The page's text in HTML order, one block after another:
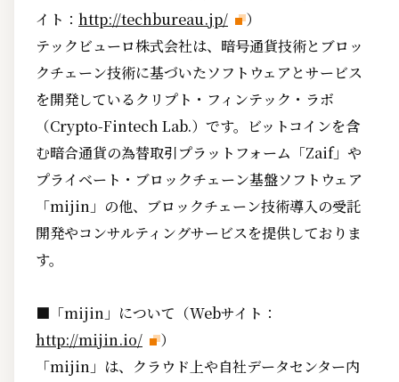
イト： http://techbureau.jp/
）
テックビューロ株式会社は、暗号通貨技術とブロッ
クチェーン技術に基づいたソフトウェアとサービス
を開発しているクリプト・フィンテック・ラボ
（Crypto-Fintech Lab.）です。ビットコインを含
む暗合通貨の為替取引プラットフォーム「Zaif」や
プライベート・ブロックチェーン基盤ソフトウェア
「mijin」の他、ブロックチェーン技術導入の受託
開発やコンサルティングサービスを提供しておりま
す。
■「mijin」について（Webサイト：
http://mijin.io/
）
「mijin」は、クラウド上や自社データセンター内